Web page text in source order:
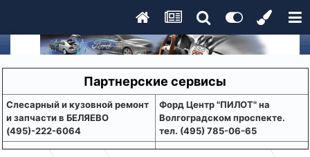
Партнерские сервисы
Слесарный и кузовной ремонт
и запчасти в БЕЛЯЕВО
(495)-222-6064
Форд Центр "ПИЛОТ" на
Волгоградском проспекте.
тел. (495) 785-06-65